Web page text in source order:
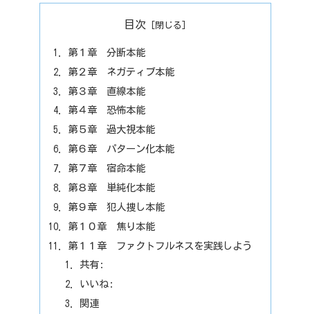
目次
第１章 分断本能
第２章 ネガティブ本能
第３章 直線本能
第４章 恐怖本能
第５章 過大視本能
第６章 パターン化本能
第７章 宿命本能
第８章 単純化本能
第９章 犯人捜し本能
第１０章 焦り本能
第１１章 ファクトフルネスを実践しよう
共有:
いいね:
関連